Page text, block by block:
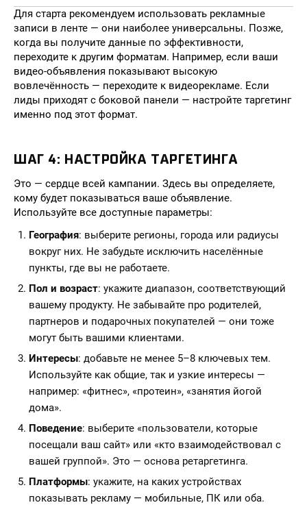
Для старта рекомендуем использовать рекламные
записи в ленте — они наиболее универсальны. Позже,
когда вы получите данные по эффективности,
переходите к другим форматам. Например, если ваши
видео-объявления показывают высокую
вовлечённость — переходите к видеорекламе. Если
лиды приходят с боковой панели — настройте таргетинг
именно под этот формат.
ШАГ 4: НАСТРОЙКА ТАРГЕТИНГА
Это — сердце всей кампании. Здесь вы определяете,
кому будет показываться ваше объявление.
Используйте все доступные параметры:
География: выберите регионы, города или радиусы
вокруг них. Не забудьте исключить населённые
пункты, где вы не работаете.
Пол и возраст: укажите диапазон, соответствующий
вашему продукту. Не забывайте про родителей,
партнеров и подарочных покупателей — они тоже
могут быть вашими клиентами.
Интересы: добавьте не менее 5–8 ключевых тем.
Используйте как общие, так и узкие интересы —
например: «фитнес», «протеин», «занятия йогой
дома».
Поведение: выберите «пользователи, которые
посещали ваш сайт» или «кто взаимодействовал с
вашей группой». Это — основа ретаргетинга.
Платформы: укажите, на каких устройствах
показывать рекламу — мобильные, ПК или оба.